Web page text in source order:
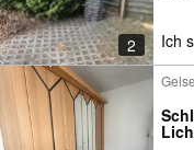
2 Ich